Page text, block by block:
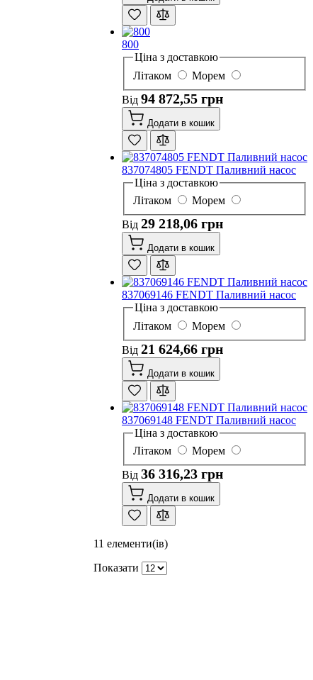
800
Ціна з доставкою
Літаком
Морем
Від 94 872,55 грн
Додати в кошик
837074805 FENDT Паливний насос
Ціна з доставкою
Літаком
Морем
Від 29 218,06 грн
Додати в кошик
837069146 FENDT Паливний насос
Ціна з доставкою
Літаком
Морем
Від 21 624,66 грн
Додати в кошик
837069148 FENDT Паливний насос
Ціна з доставкою
Літаком
Морем
Від 36 316,23 грн
Додати в кошик
11 елементи(ів)
Показати